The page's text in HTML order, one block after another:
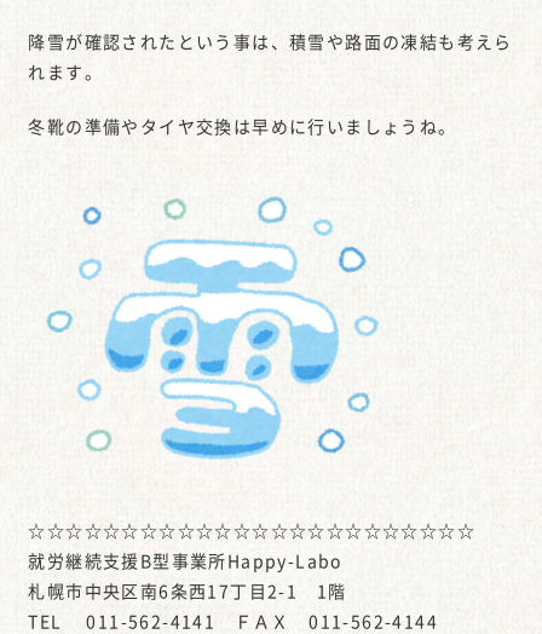
降雪が確認されたという事は、積雪や路面の凍結も考えら
れます。
冬靴の準備やタイヤ交換は早めに行いましょうね。
☆☆☆☆☆☆☆☆☆☆☆☆☆☆☆☆☆☆☆☆☆☆☆☆
就労継続支援B型事業所Happy-Labo
札幌市中央区南6条西17丁目2-1 1階
TEL 011-562-4141 ＦＡＸ 011-562-4144